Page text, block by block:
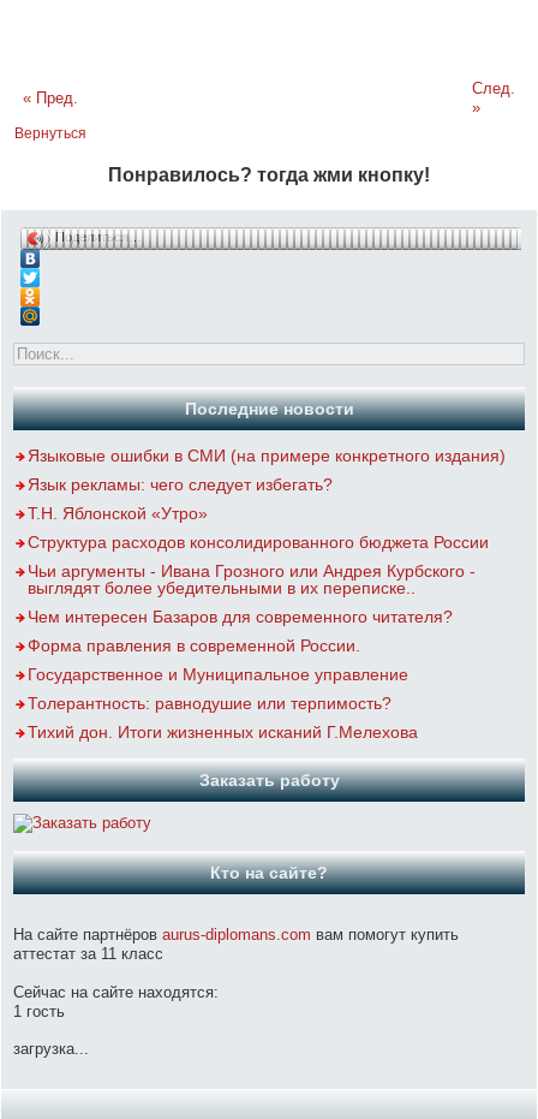
« Пред.
След.
»
Вернуться
Понравилось? тогда жми кнопку!
Поделиться…
Последние новости
Языковые ошибки в СМИ (на примере конкретного издания)
Язык рекламы: чего следует избегать?
Т.Н. Яблонской «Утро»
Структура расходов консолидированного бюджета России
Чьи аргументы - Ивана Грозного или Андрея Курбского -
выглядят более убедительными в их переписке..
Чем интересен Базаров для современного читателя?
Форма правления в современной России.
Государственное и Муниципальное управление
Толерантность: равнодушие или терпимость?
Тихий дон. Итоги жизненных исканий Г.Мелехова
Заказать работу
Кто на сайте?
На сайте партнёров aurus-diplomans.com вам помогут купить
аттестат за 11 класс
Сейчас на сайте находятся:
1 гость
загрузка...